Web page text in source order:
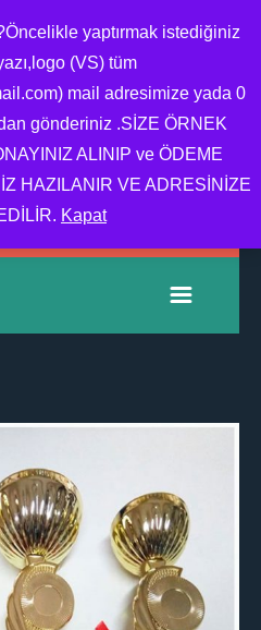
MADALYA
yaptırmak istediğiniz
(VS) tüm
mail adresimize yada 0
gönderiniz .SİZE ÖRNEK
ALINIP ve ÖDEME
HAZILANIR VE ADRESİNİZE
Kapat